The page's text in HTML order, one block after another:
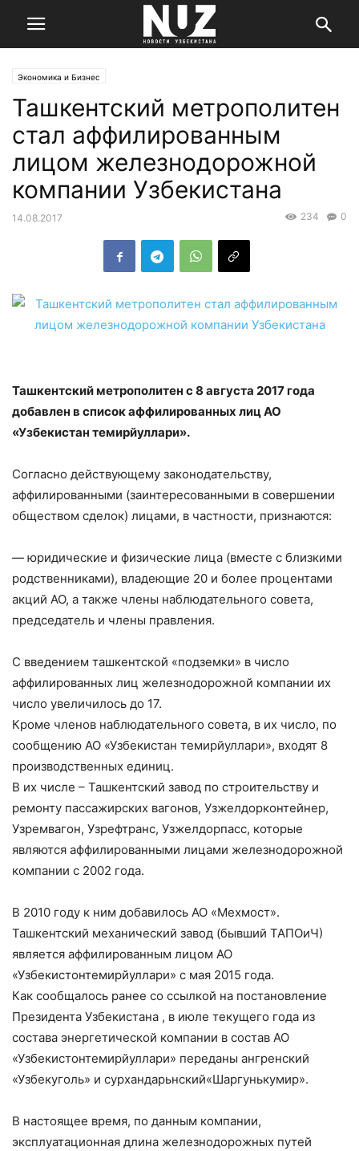
Экономика и Бизнес
Ташкентский метрополитен
стал аффилированным
лицом железнодорожной
компании Узбекистана
14.08.2017 0
234
Ташкентский метрополитен с 8 августа 2017 года
добавлен в список аффилированных лиц АО
«Узбекистан темирйуллари».
Согласно действующему законодательству,
аффилированными (заинтересованными в совершении
обществом сделок) лицами, в частности, признаются:
— юридические и физические лица (вместе с близкими
родственниками), владеющие 20 и более процентами
акций АО, а также члены наблюдательного совета,
председатель и члены правления.
С введением ташкентской «подземки» в число
аффилированных лиц железнодорожной компании их
число увеличилось до 17.
Кроме членов наблюдательного совета, в их число, по
сообщению АО «Узбекистан темирйуллари», входят 8
производственных единиц.
В их числе – Ташкентский завод по строительству и
ремонту пассажирских вагонов, Узжелдорконтейнер,
Узремвагон, Узрефтранс, Узжелдорпасс, которые
являются аффилированными лицами железнодорожной
компании с 2002 года.
В 2010 году к ним добавилось АО «Мехмост».
Ташкентский механический завод (бывший ТАПОиЧ)
является аффилированным лицом АО
«Узбекистонтемирйуллари» с мая 2015 года.
Как сообщалось ранее со ссылкой на постановление
Президента Узбекистана , в июле текущего года из
состава энергетической компании в состав АО
«Узбекистонтемирйуллари» переданы ангренский
«Узбекуголь» и сурхандарьнский«Шаргунькумир».
В настоящее время, по данным компании,
эксплуатационная длина железнодорожных путей